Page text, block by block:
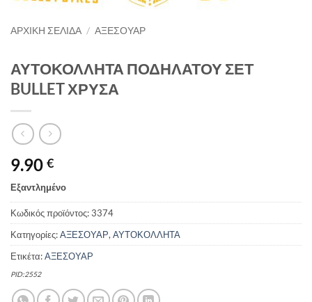
ΑΡΧΙΚΉ ΣΕΛΊΔΑ / ΑΞΕΣΟΥΑΡ
ΑΥΤΟΚΟΛΛΗΤΑ ΠΟΔΗΛΑΤΟΥ ΣΕΤ
BULLET ΧΡΥΣΑ
9.90 €
Εξαντλημένο
Κωδικός προϊόντος:3374
Κατηγορίες:ΑΞΕΣΟΥΑΡ, ΑΥΤΟΚΟΛΛΗΤΑ
Ετικέτα:ΑΞΕΣΟΥΑΡ
PID:2552